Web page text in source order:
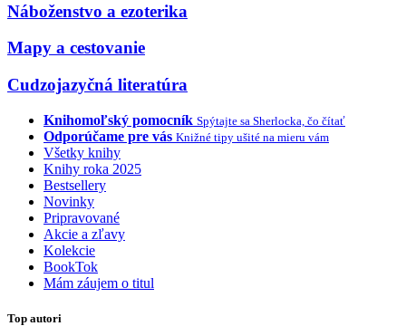
Náboženstvo a ezoterika
Mapy a cestovanie
Cudzojazyčná literatúra
Knihomoľský pomocník Spýtajte sa Sherlocka, čo čítať
Odporúčame pre vás Knižné tipy ušité na mieru vám
Všetky knihy
Knihy roka 2025
Bestsellery
Novinky
Pripravované
Akcie a zľavy
Kolekcie
BookTok
Mám záujem o titul
Top autori